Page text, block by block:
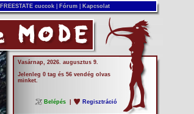
FREESTATE cuccok Fórum Kapcsolat
Vasárnap, 2026. augusztus 9.
Jelenleg 0 tag és 56 vendég olvas
minket.
Belépés Regisztráció